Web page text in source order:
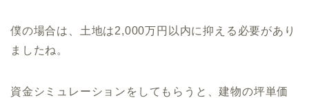
僕の場合は、土地は2,000万円以内に抑える必要があり
ましたね。
資金シミュレーションをしてもらうと、建物の坪単価